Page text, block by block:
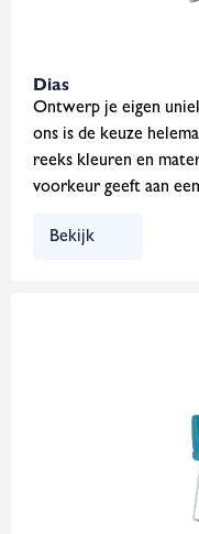
Dias
Ontwerp je eigen
ons is de keuze
reeks kleuren en
voorkeur geeft aan
Bekijk